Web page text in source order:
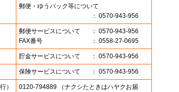
郵便・ゆうパック等について
： 0570-943-956
郵便サービスについて
： 0570-943-956
FAX番号
： 0558-27-0695
貯金サービスについて ： 0570-943-956
保険サービスについて ： 0570-943-956
） 0120-794889 （ナクシたときはハヤクお届